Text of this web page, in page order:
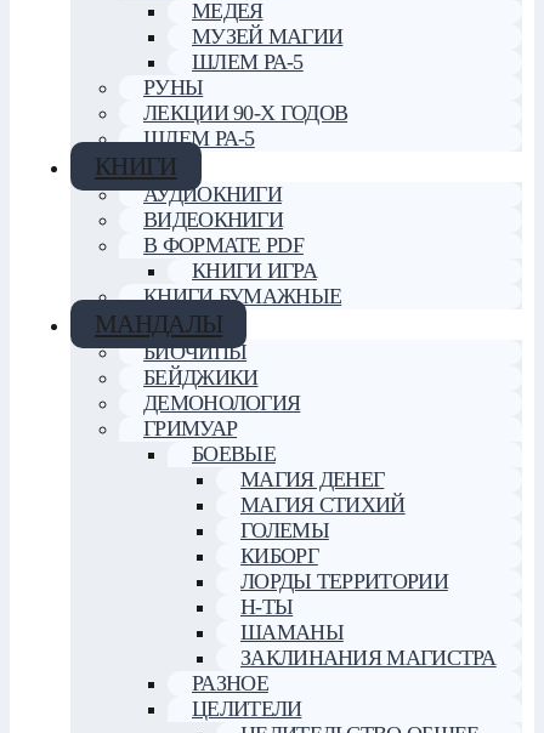
МЕДЕЯ
МУЗЕЙ МАГИИ
ШЛЕМ РА-5
РУНЫ
ЛЕКЦИИ 90-Х ГОДОВ
ШЛЕМ РА-5
КНИГИ
АУДИОКНИГИ
ВИДЕОКНИГИ
В ФОРМАТЕ PDF
КНИГИ ИГРА
КНИГИ БУМАЖНЫЕ
МАНДАЛЫ
БИОЧИПЫ
БЕЙДЖИКИ
ДЕМОНОЛОГИЯ
ГРИМУАР
БОЕВЫЕ
МАГИЯ ДЕНЕГ
МАГИЯ СТИХИЙ
ГОЛЕМЫ
КИБОРГ
ЛОРДЫ ТЕРРИТОРИИ
Н-ТЫ
ШАМАНЫ
ЗАКЛИНАНИЯ МАГИСТРА
РАЗНОЕ
ЦЕЛИТЕЛИ